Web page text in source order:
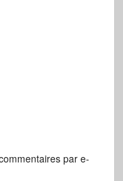
par e-